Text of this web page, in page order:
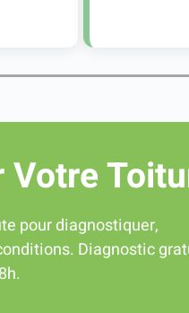
Votre
pour diagnostiquer,
Diagnostic